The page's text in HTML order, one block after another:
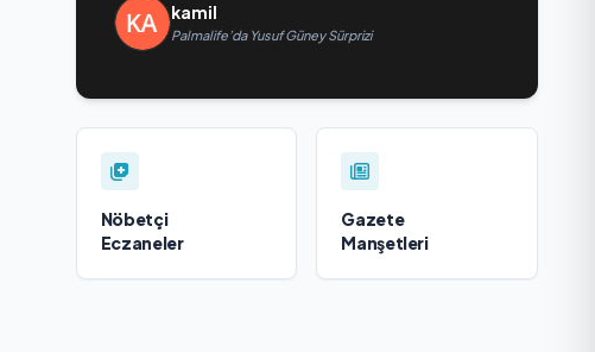
kamil
Palmalife’da Yusuf Güney Sürprizi
Nöbetçi
Eczaneler
Gazete
Manşetleri